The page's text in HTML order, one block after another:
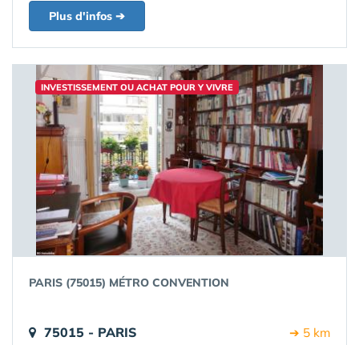
Plus d'infos ➔
INVESTISSEMENT OU ACHAT POUR Y VIVRE
PARIS (75015) MÉTRO CONVENTION
75015 - PARIS ➔ 5 km